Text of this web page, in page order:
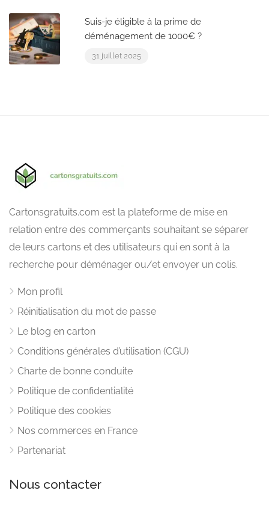
Suis-je éligible à la prime de
déménagement de 1000€ ?
31 juillet 2025
Cartonsgratuits.com est la plateforme de mise en
relation entre des commerçants souhaitant se séparer
de leurs cartons et des utilisateurs qui en sont à la
recherche pour déménager ou/et envoyer un colis.
Mon profil
Réinitialisation du mot de passe
Le blog en carton
Conditions générales d’utilisation (CGU)
Charte de bonne conduite
Politique de confidentialité
Politique des cookies
Nos commerces en France
Partenariat
Nous contacter